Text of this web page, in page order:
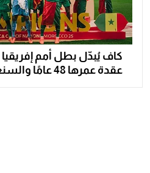
عقدة عمرها 48 عامًا والسنغال يفقد اللقب